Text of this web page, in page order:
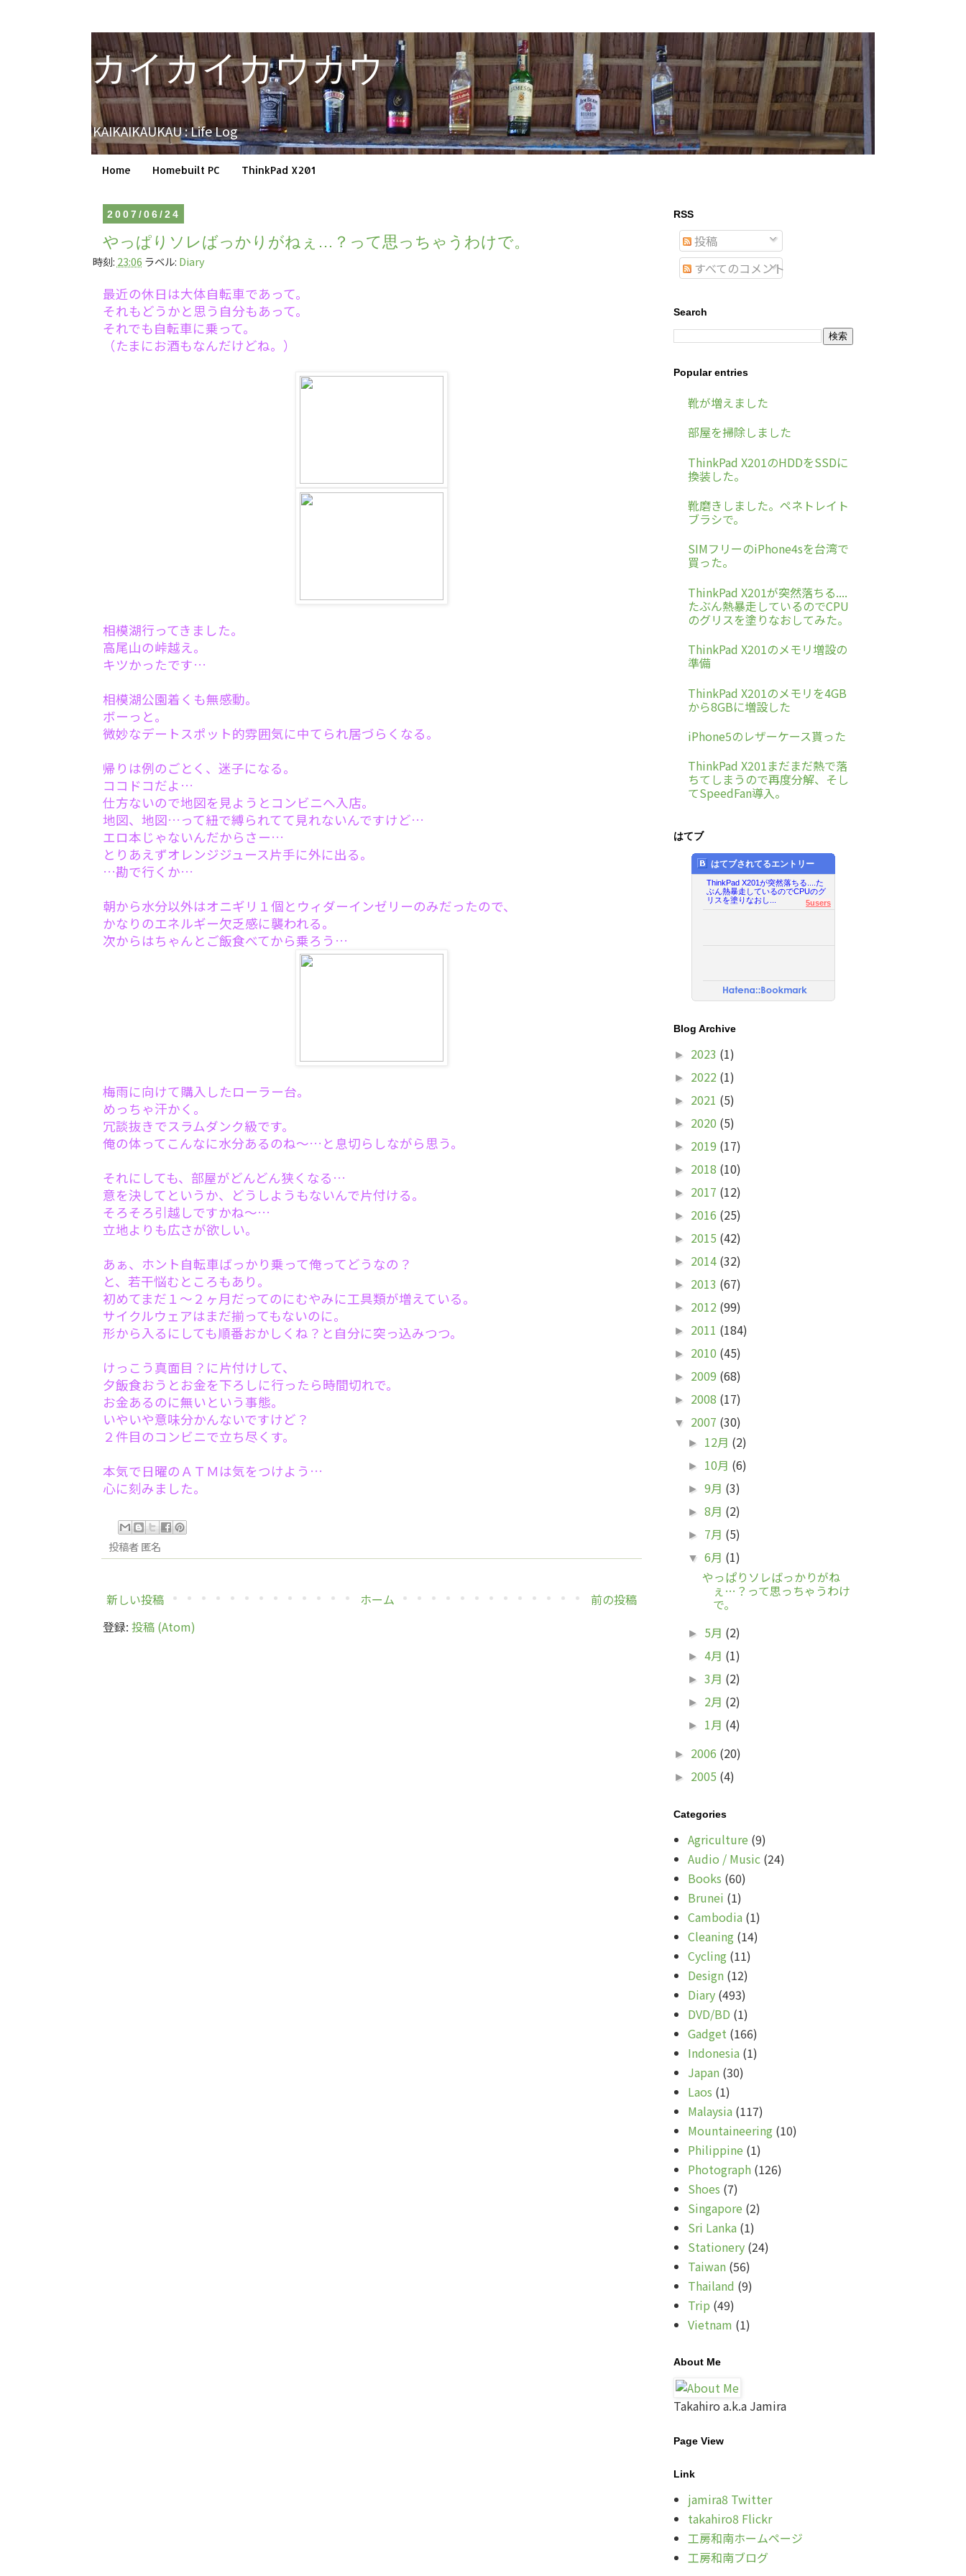
カイカイカウカウ
KAIKAIKAUKAU : Life Log
Home Homebuilt PC ThinkPad X201
2007/06/24
やっぱりソレばっかりがねぇ…？って思っちゃうわけで。
時刻: 23:06 ラベル: Diary
最近の休日は大体自転車であって。
それもどうかと思う自分もあって。
それでも自転車に乗って。
（たまにお酒もなんだけどね。）
相模湖行ってきました。
高尾山の峠越え。
キツかったです…
相模湖公園着くも無感動。
ボーっと。
微妙なデートスポット的雰囲気に中てられ居づらくなる。
帰りは例のごとく、迷子になる。
ココドコだよ…
仕方ないので地図を見ようとコンビニへ入店。
地図、地図…って紐で縛られてて見れないんですけど…
エロ本じゃないんだからさー…
とりあえずオレンジジュース片手に外に出る。
…勘で行くか…
朝から水分以外はオニギリ１個とウィダーインゼリーのみだったので、
かなりのエネルギー欠乏感に襲われる。
次からはちゃんとご飯食べてから乗ろう…
梅雨に向けて購入したローラー台。
めっちゃ汗かく。
冗談抜きでスラムダンク級です。
俺の体ってこんなに水分あるのね～…と息切らしながら思う。
それにしても、部屋がどんどん狭くなる…
意を決してというか、どうしようもないんで片付ける。
そろそろ引越しですかね～…
立地よりも広さが欲しい。
あぁ、ホント自転車ばっかり乗って俺ってどうなの？
と、若干悩むところもあり。
初めてまだ１～２ヶ月だってのにむやみに工具類が増えている。
サイクルウェアはまだ揃ってもないのに。
形から入るにしても順番おかしくね？と自分に突っ込みつつ。
けっこう真面目？に片付けして、
夕飯食おうとお金を下ろしに行ったら時間切れで。
お金あるのに無いという事態。
いやいや意味分かんないですけど？
２件目のコンビニで立ち尽くす。
本気で日曜のＡＴＭは気をつけよう…
心に刻みました。
投稿者匿名
新しい投稿 前の投稿
ホーム
登録: 投稿 (Atom)
RSS
投稿
すべてのコメント
Search
Popular entries
靴が増えました
部屋を掃除しました
ThinkPad X201のHDDをSSDに
換装した。
靴磨きしました。ペネトレイト
ブラシで。
SIMフリーのiPhone4sを台湾で
買った。
ThinkPad X201が突然落ちる....
たぶん熱暴走しているのでCPU
のグリスを塗りなおしてみた。
ThinkPad X201のメモリ増設の
準備
ThinkPad X201のメモリを4GB
から8GBに増設した
iPhone5のレザーケース貰った
ThinkPad X201まだまだ熱で落
ちてしまうので再度分解、そし
てSpeedFan導入。
はてブ
はてブされてるエントリー
ThinkPad X201が突然落ちる....た
ぶん熱暴走しているのでCPUのグ
リスを塗りなおし...
5users
Blog Archive
► 2023 (1)
► 2022 (1)
► 2021 (5)
► 2020 (5)
► 2019 (17)
► 2018 (10)
► 2017 (12)
► 2016 (25)
► 2015 (42)
► 2014 (32)
► 2013 (67)
► 2012 (99)
► 2011 (184)
► 2010 (45)
► 2009 (68)
► 2008 (17)
▼ 2007 (30)
► 12月 (2)
► 10月 (6)
►9月 (3)
►8月 (2)
► 7月 (5)
▼6月 (1)
やっぱりソレばっかりがね
ぇ…？って思っちゃうわけ
で。
► 5月 (2)
►4月 (1)
►3月 (2)
► 2月 (2)
► 1月 (4)
► 2006 (20)
► 2005 (4)
Categories
Agriculture (9)
Audio / Music (24)
Books (60)
Brunei (1)
Cambodia (1)
Cleaning (14)
Cycling (11)
Design (12)
Diary (493)
DVD/BD (1)
Gadget (166)
Indonesia (1)
Japan (30)
Laos (1)
Malaysia (117)
Mountaineering (10)
Philippine (1)
Photograph (126)
Shoes (7)
Singapore (2)
Sri Lanka (1)
Stationery (24)
Taiwan (56)
Thailand (9)
Trip (49)
Vietnam (1)
About Me
Takahiro a.k.a Jamira
Page View
Link
jamira8 Twitter
takahiro8 Flickr
工房和南ホームページ
工房和南ブログ